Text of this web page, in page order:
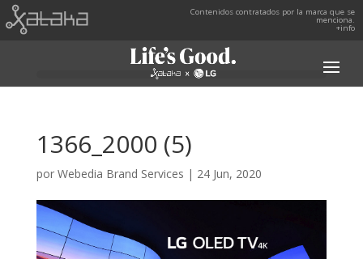
Contenidos contratados por la marca que se
menciona.
+info
1366_2000 (5)
por Webedia Brand Services | 24 Jun, 2020